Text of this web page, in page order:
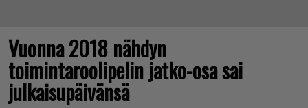
Vuonna 2018 nähdyn
toimintaroolipelin jatko-osa sai
julkaisupäivänsä